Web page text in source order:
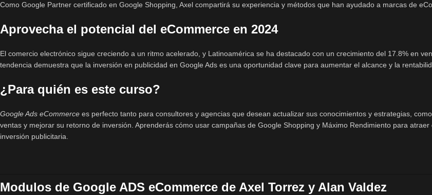
Como Google Partner certificado en Google Shopping, Axel compartirá su experiencia y métodos que han ayudado a marcas de
Aprovecha el potencial del eCommerce en 2024
El comercio electrónico sigue creciendo a un ritmo acelerado, y Latinoamérica se ha destacado con un crecimiento del 17.8% en
tendencia demuestra que la inversión en publicidad en Google Ads es una oportunidad clave para aumentar el alcance y la
¿Para quién es este curso?
Google Ads eCommerce es perfecto tanto para consultores y agencias que desean actualizar sus conocimientos y estrategias,
ventas y mejorar su retorno de inversión. Aprenderás cómo usar campañas de Google Shopping y Máximo Rendimiento para
inversión publicitaria.
Modulos de Google ADS eCommerce de Axel Torrez y Alan Valdez